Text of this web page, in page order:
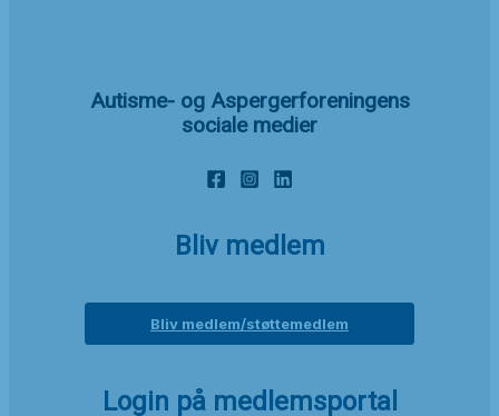
Autisme- og Aspergerforeningens
sociale medier
Bliv medlem
Bliv medlem/støttemedlem
Login på medlemsportal